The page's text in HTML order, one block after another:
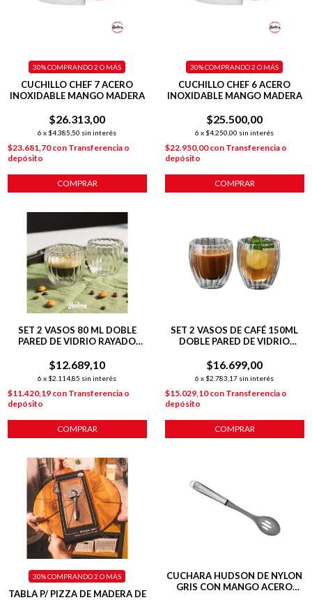
CUCHILLO CHEF 7 ACERO
INOXIDABLE MANGO MADERA
$26.313,00
6 x $4.385,50 sin interés
30%COMPRANDO 2 O MÁS
$23.681,70con Transferencia o
depósito
COMPRAR
CUCHILLO CHEF 6 ACERO
INOXIDABLE MANGO MADERA
$25.500,00
6 x $4.250,00 sin interés
30%COMPRANDO 2 O MÁS
$22.950,00con Transferencia o
depósito
COMPRAR
SET 2 VASOS 80 ML DOBLE
PARED DE VIDRIO RAYADO
$12.689,10
6 x $2.114,85 sin interés
$11.420,19 con Transferencia o
depósito
COMPRAR
SET 2 VASOS DE CAFÉ 150ML
DOBLE PARED DE VIDRIO
$16.699,00
6 x $2.783,17 sin interés
$15.029,10con Transferencia o
depósito
COMPRAR
TABLA P/ PIZZA DE MADERA DE
30%COMPRANDO 2 O MÁS
CUCHARA HUDSON DE NYLON
GRIS CON MANGO ACERO